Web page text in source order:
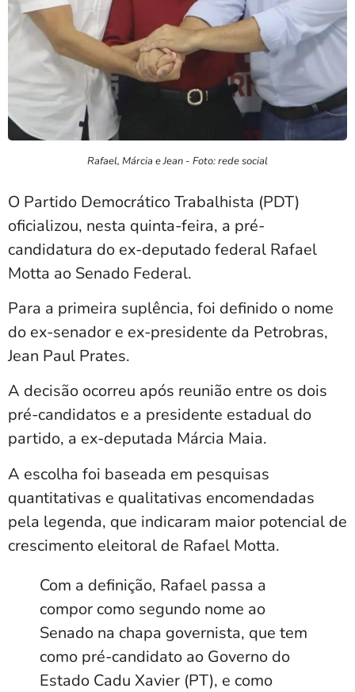
Rafael, Márcia e Jean - Foto: rede social
O Partido Democrático Trabalhista (PDT)
oficializou, nesta quinta-feira, a pré-
candidatura do ex-deputado federal Rafael
Motta ao Senado Federal.
Para a primeira suplência, foi definido o nome
do ex-senador e ex-presidente da Petrobras,
Jean Paul Prates.
A decisão ocorreu após reunião entre os dois
pré-candidatos e a presidente estadual do
partido, a ex-deputada Márcia Maia.
A escolha foi baseada em pesquisas
quantitativas e qualitativas encomendadas
pela legenda, que indicaram maior potencial de
crescimento eleitoral de Rafael Motta.
Com a definição, Rafael passa a
compor como segundo nome ao
Senado na chapa governista, que tem
como pré-candidato ao Governo do
Estado Cadu Xavier (PT), e como